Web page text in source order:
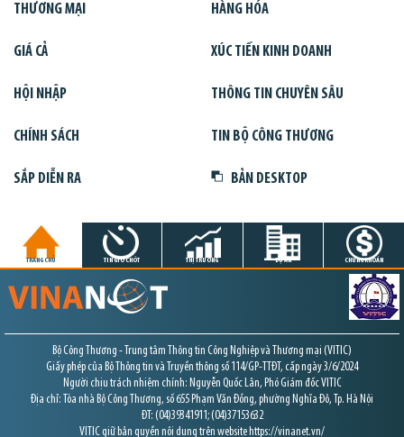
THƯƠNG MẠI HÀNG HÓA
GIÁ CẢ XÚC TIẾN KINH DOANH
HỘI NHẬP THÔNG TIN CHUYÊN SÂU
CHÍNH SÁCH TIN BỘ CÔNG THƯƠNG
SẮP DIỄN RA BẢN DESKTOP
TRANG CHỦ TIN GIỜ CHÓT THỊ TRƯỜNG DỰ ÁN CHỨNG KHOÁN
Bộ Công Thương - Trung tâm Thông tin Công Nghiệp và Thương mại (VITIC)
Giấy phép của Bộ Thông tin và Truyền thông số 114/GP-TTĐT, cấp ngày 3/6/2024
Người chịu trách nhiệm chính: Nguyễn Quốc Lân, Phó Giám đốc VITIC
Địa chỉ: Tòa nhà Bộ Công Thương, số 655 Phạm Văn Đồng, phường Nghĩa Đô, Tp. Hà Nội
ĐT: (04)39341911; (04)37153632
VITIC giữ bản quyền nội dung trên website https://vinanet.vn/